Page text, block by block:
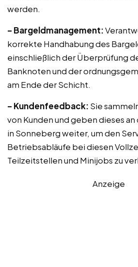
werden.
– Bargeldmanagement:
korrekte Handhabung des
einschließlich der Überprüfung
Banknoten und der
am Ende der Schicht.
– Kundenfeedback: Sie
von Kunden und geben dieses
in Sonneberg weiter, um den
Betriebsabläufe bei diesen
Teilzeitstellen und Minijobs zu
Anzeige